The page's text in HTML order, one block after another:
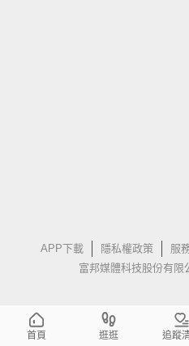
APP下載 隱私權政策 服
富邦媒體科技股份有限
首頁 逛逛 追蹤